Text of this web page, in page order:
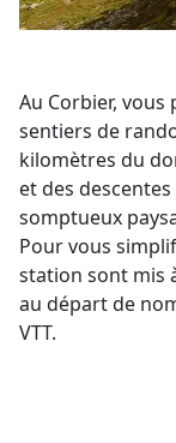
Au Corbier,
sentiers de
kilomètres du
et des
somptueux
Pour vous
station sont mis
au départ de
VTT.